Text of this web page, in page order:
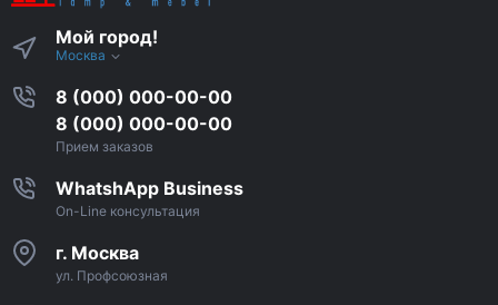
Мой город!
Москва
8 (000) 000-00-00
8 (000) 000-00-00
Прием заказов
WhatshApp Business
On-Line консультация
г. Москва
ул. Профсоюзная